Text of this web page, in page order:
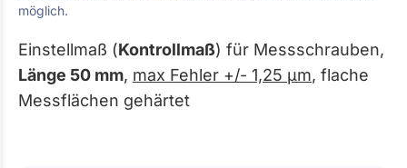
möglich.
Einstellmaß (Kontrollmaß) für Messschrauben,
Länge 50 mm, max Fehler +/- 1,25 µm, flache
Messflächen gehärtet